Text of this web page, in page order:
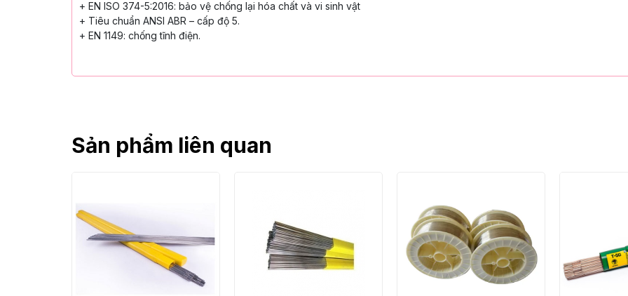
+ EN ISO 374-5:2016: bảo vệ chống lại hóa chất và vi sinh vật
+ Tiêu chuẩn ANSI ABR – cấp độ 5.
+ EN 1149: chống tĩnh điện.
Sản phẩm liên quan